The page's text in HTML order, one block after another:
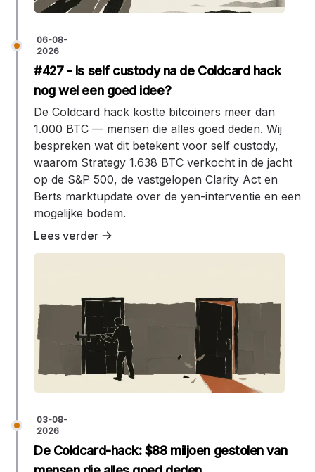
06-08-
2026
#427 - Is self custody na de Coldcard hack
nog wel een goed idee?
De Coldcard hack kostte bitcoiners meer dan
1.000 BTC — mensen die alles goed deden. Wij
bespreken wat dit betekent voor self custody,
waarom Strategy 1.638 BTC verkocht in de jacht
op de S&P 500, de vastgelopen Clarity Act en
Berts marktupdate over de yen-interventie en een
mogelijke bodem.
Lees verder
03-08-
2026
De Coldcard-hack: $88 miljoen gestolen van